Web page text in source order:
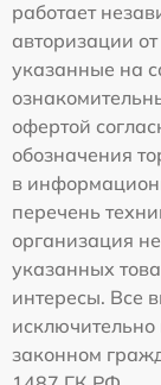
работает
авторизации
указанные на
офертой
обозначения
в
перечень
организация
указанных
интересы. Все
законном